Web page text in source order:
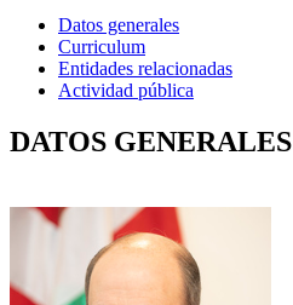
Datos generales
Curriculum
Entidades relacionadas
Actividad pública
DATOS GENERALES